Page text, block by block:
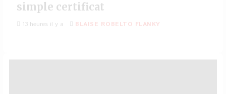
simple certificat
13 heures il y a BLAISE ROBELTO FLANKY